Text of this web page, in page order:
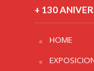
+ 130
HOME